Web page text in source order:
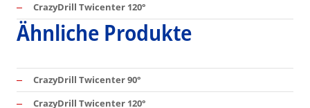
CrazyDrill Twicenter 120°
Ähnliche Produkte
CrazyDrill Twicenter 90°
CrazyDrill Twicenter 120°